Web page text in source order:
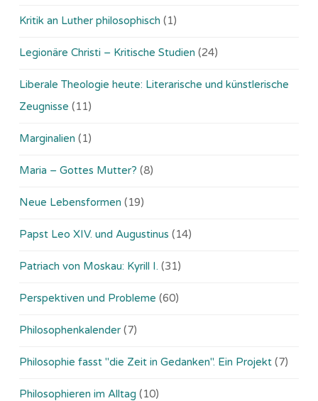
Kritik an Luther philosophisch (1)
Legionäre Christi – Kritische Studien (24)
Liberale Theologie heute: Literarische und künstlerische
Zeugnisse (11)
Marginalien (1)
Maria – Gottes Mutter? (8)
Neue Lebensformen (19)
Papst Leo XIV. und Augustinus (14)
Patriach von Moskau: Kyrill I. (31)
Perspektiven und Probleme (60)
Philosophenkalender (7)
Philosophie fasst "die Zeit in Gedanken". Ein Projekt (7)
Philosophieren im Alltag (10)